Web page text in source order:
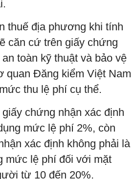
thuế địa phương khi tính
căn cứ trên giấy chứng
toàn kỹ thuật và bảo vệ
quan Đăng kiểm Việt Nam
thu lệ phí cụ thể.
chứng nhận xác định
mức lệ phí 2%, còn
xác định không phải là
mức lệ phí đối với mặt
từ 10 đến 20%.